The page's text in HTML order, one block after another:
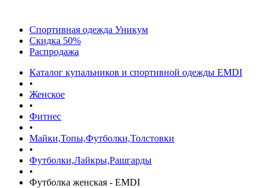
Спортивная одежда Уникум
Скидка 50%
Распродажа
Каталог купальников и спортивной одежды EMDI
•
Женское
•
Фитнес
•
Майки,Топы,Футболки,Толстовки
•
Футболки,Лайкры,Рашгарды
•
Футболка женская - EMDI